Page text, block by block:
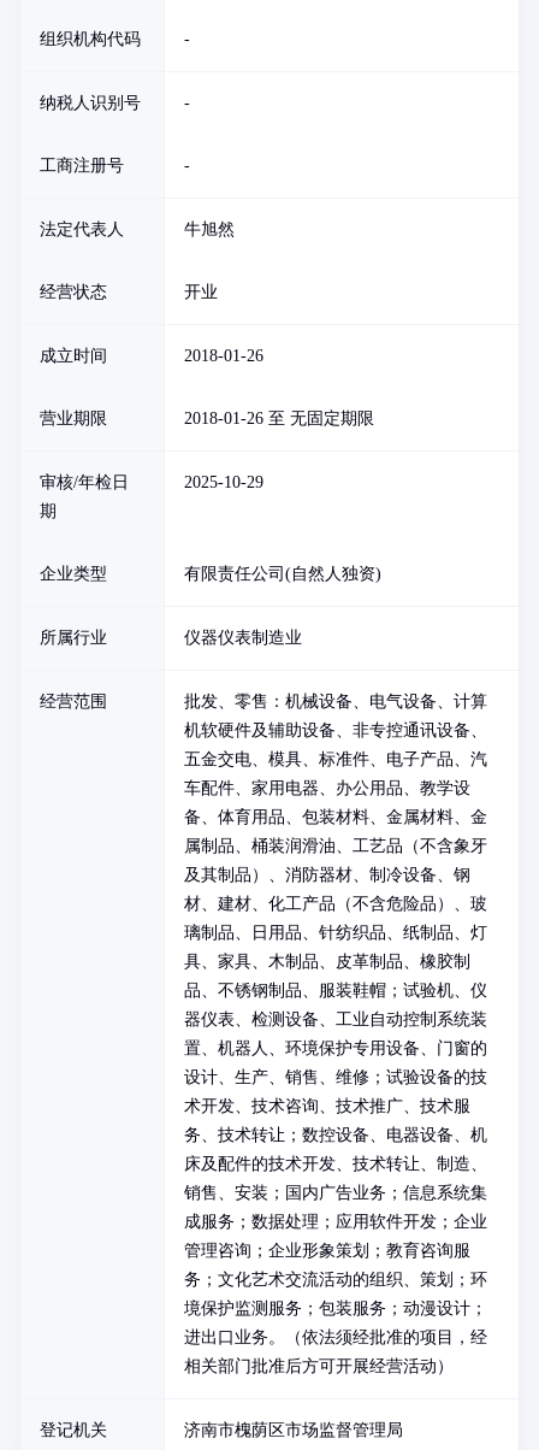
组织机构代码 -
纳税人识别号 -
工商注册号 -
法定代表人 牛旭然
经营状态 开业
成立时间 2018-01-26
营业期限 2018-01-26 至 无固定期限
审核/年检日
期
2025-10-29
企业类型 有限责任公司(自然人独资)
所属行业 仪器仪表制造业
经营范围
批发、零售：机械设备、电气设备、计算
机软硬件及辅助设备、非专控通讯设备、
五金交电、模具、标准件、电子产品、汽
车配件、家用电器、办公用品、教学设
备、体育用品、包装材料、金属材料、金
属制品、桶装润滑油、工艺品（不含象牙
及其制品）、消防器材、制冷设备、钢
材、建材、化工产品（不含危险品）、玻
璃制品、日用品、针纺织品、纸制品、灯
具、家具、木制品、皮革制品、橡胶制
品、不锈钢制品、服装鞋帽；试验机、仪
器仪表、检测设备、工业自动控制系统装
置、机器人、环境保护专用设备、门窗的
设计、生产、销售、维修；试验设备的技
术开发、技术咨询、技术推广、技术服
务、技术转让；数控设备、电器设备、机
床及配件的技术开发、技术转让、制造、
销售、安装；国内广告业务；信息系统集
成服务；数据处理；应用软件开发；企业
管理咨询；企业形象策划；教育咨询服
务；文化艺术交流活动的组织、策划；环
境保护监测服务；包装服务；动漫设计；
进出口业务。（依法须经批准的项目，经
相关部门批准后方可开展经营活动）
登记机关 济南市槐荫区市场监督管理局